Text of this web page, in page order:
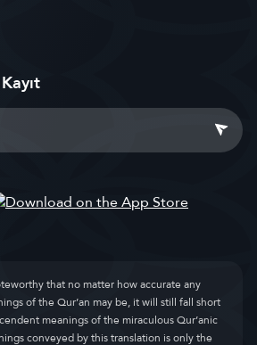
that no matter how accurate any
of the Qur’an may be, it will still fall short
meanings of the miraculous Qur’anic
conveyed by this translation is only the